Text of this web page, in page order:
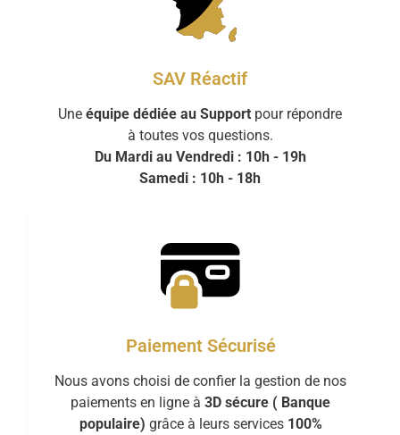
SAV Réactif
Une équipe dédiée au Support pour répondre
à toutes vos questions.
Du Mardi au Vendredi : 10h - 19h
Samedi : 10h - 18h
Paiement Sécurisé
Nous avons choisi de confier la gestion de nos
paiements en ligne à 3D sécure ( Banque
populaire) grâce à leurs services 100%